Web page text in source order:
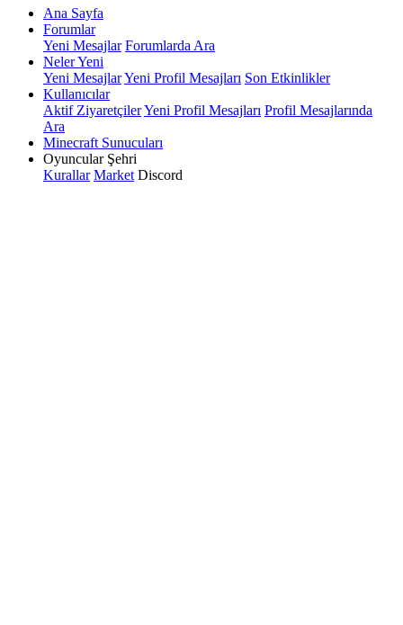
Ana Sayfa
Forumlar
Yeni Mesajlar Forumlarda Ara
Neler Yeni
Yeni MesajlarYeni Profil Mesajları Son Etkinlikler
Kullanıcılar
Aktif ZiyaretçilerYeni Profil Mesajları Profil Mesajlarında
Ara
Minecraft Sunucuları
Oyuncular Şehri
Kurallar Market Discord